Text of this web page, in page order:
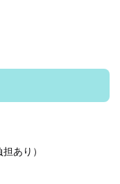
あり）